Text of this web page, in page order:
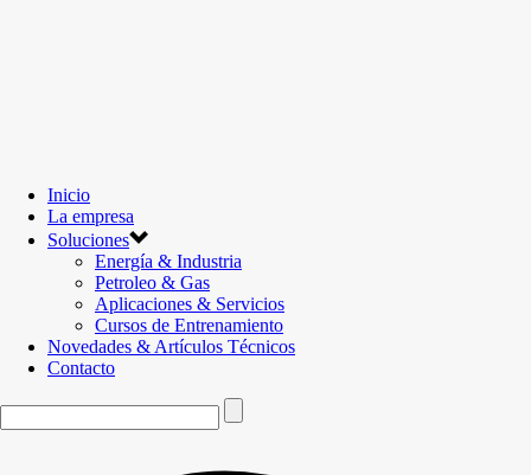
Inicio
La empresa
Soluciones
Energía & Industria
Petroleo & Gas
Aplicaciones & Servicios
Cursos de Entrenamiento
Novedades & Artículos Técnicos
Contacto